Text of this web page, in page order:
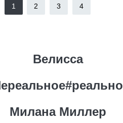
1 2 3 4
Велисса
Милана Миллер